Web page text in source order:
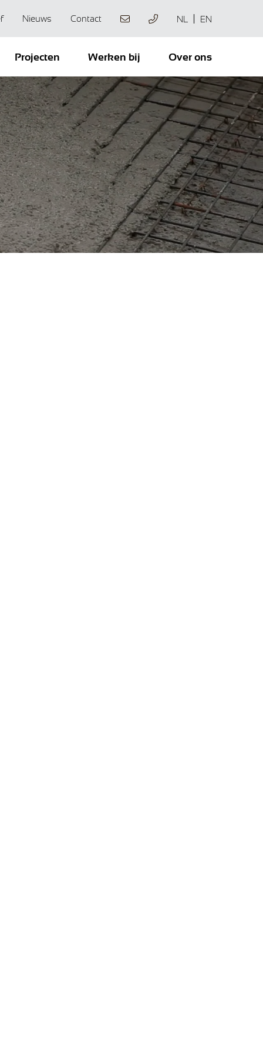
Nieuws Contact NL EN
Projecten Werken bij Over ons